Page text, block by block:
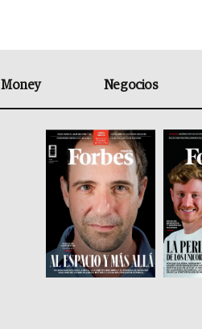
Money Negocios